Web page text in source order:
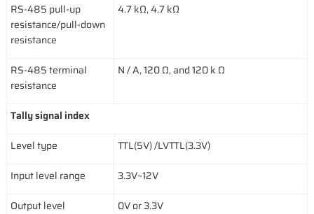
RS-485 pull-up
resistance/pull-down
resistance
4.7 kΩ, 4.7 kΩ
RS-485 terminal
resistance
N / A, 120 Ω, and 120 k Ω
Tally signal index
Level type
TTL(5V) /LVTTL(3.3V)
Input level range
3.3V~12V
Output level
0V or 3.3V